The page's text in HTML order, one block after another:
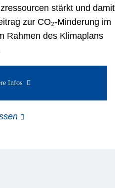
stärkt und damit
zur CO₂-Minderung im
Rahmen des Klimaplans
Infos